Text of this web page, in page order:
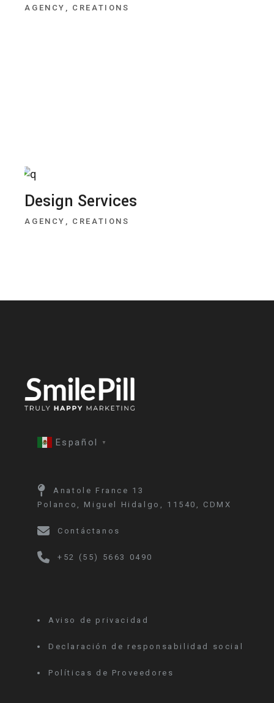
AGENCY CREATIONS
Design Services
AGENCY CREATIONS
Español ▼
Anatole France 13
Polanco, Miguel Hidalgo, 11540, CDMX
Contáctanos
+52 (55) 5663 0490
Aviso de privacidad
Declaración de responsabilidad social
Políticas de Proveedores